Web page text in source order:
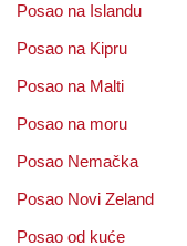
Posao na Islandu
Posao na Kipru
Posao na Malti
Posao na moru
Posao Nemačka
Posao Novi Zeland
Posao od kuće